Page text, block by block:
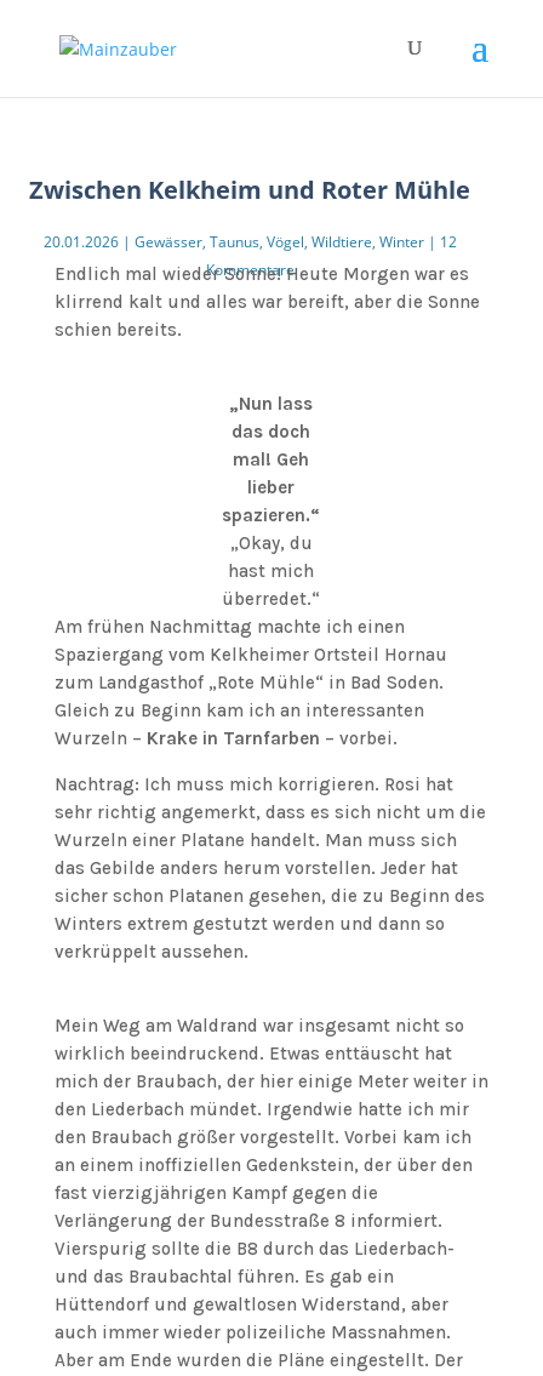
Zwischen Kelkheim und Roter Mühle
20.01.2026| Gewässer, Taunus, Vögel, Wildtiere, Winter| 12
Kommentare
Endlich mal wieder Sonne! Heute Morgen war es
klirrend kalt und alles war bereift, aber die Sonne
schien bereits.
„Nun lass
das doch
mal! Geh
lieber
spazieren.“
„Okay, du
hast mich
überredet.“
Am frühen Nachmittag machte ich einen
Spaziergang vom Kelkheimer Ortsteil Hornau
zum Landgasthof „Rote Mühle“ in Bad Soden.
Gleich zu Beginn kam ich an interessanten
Wurzeln – Krake in Tarnfarben – vorbei.
Nachtrag: Ich muss mich korrigieren. Rosi hat
sehr richtig angemerkt, dass es sich nicht um die
Wurzeln einer Platane handelt. Man muss sich
das Gebilde anders herum vorstellen. Jeder hat
sicher schon Platanen gesehen, die zu Beginn des
Winters extrem gestutzt werden und dann so
verkrüppelt aussehen.
Mein Weg am Waldrand war insgesamt nicht so
wirklich beeindruckend. Etwas enttäuscht hat
mich der Braubach, der hier einige Meter weiter in
den Liederbach mündet. Irgendwie hatte ich mir
den Braubach größer vorgestellt. Vorbei kam ich
an einem inoffiziellen Gedenkstein, der über den
fast vierzigjährigen Kampf gegen die
Verlängerung der Bundesstraße 8 informiert.
Vierspurig sollte die B8 durch das Liederbach-
und das Braubachtal führen. Es gab ein
Hüttendorf und gewaltlosen Widerstand, aber
auch immer wieder polizeiliche Massnahmen.
Aber am Ende wurden die Pläne eingestellt. Der